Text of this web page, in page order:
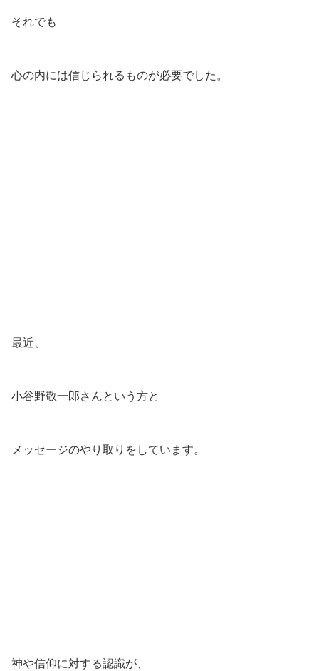
それでも
心の内には信じられるものが必要でした。
最近、
小谷野敬一郎さんという方と
メッセージのやり取りをしています。
神や信仰に対する認識が、